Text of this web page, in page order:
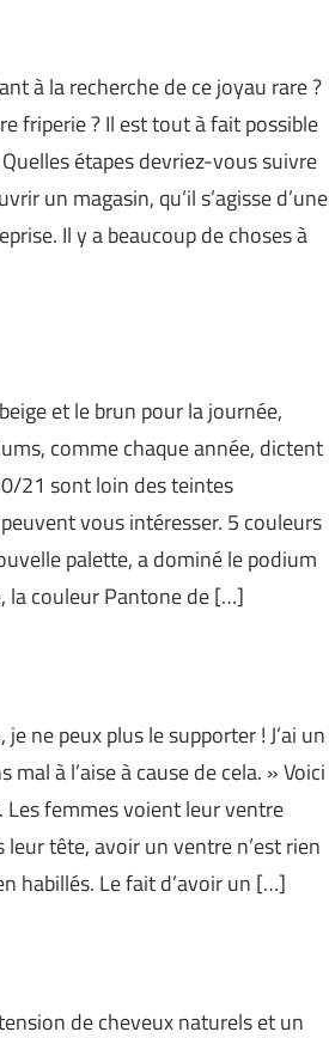
à la recherche de ce joyau rare ?
friperie ? Il est tout à fait possible
étapes devriez-vous suivre
un magasin, qu’il s’agisse d’une
Il y a beaucoup de choses à
et le brun pour la journée,
comme chaque année, dictent
21 sont loin des teintes
vous intéresser. 5 couleurs
palette, a dominé le podium
la couleur Pantone de […]
ne peux plus le supporter ! J’ai un
à l’aise à cause de cela. » Voici
Les femmes voient leur ventre
tête, avoir un ventre n’est rien
habillés. Le fait d’avoir un […]
de cheveux naturels et un